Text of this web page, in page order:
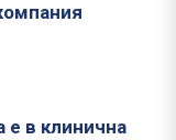
в клинична